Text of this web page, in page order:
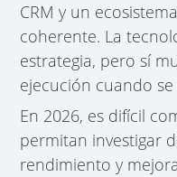
CRM y un
coherente. La
estrategia, pero sí
ejecución cuando
En 2026, es difícil
permitan investigar
rendimiento y